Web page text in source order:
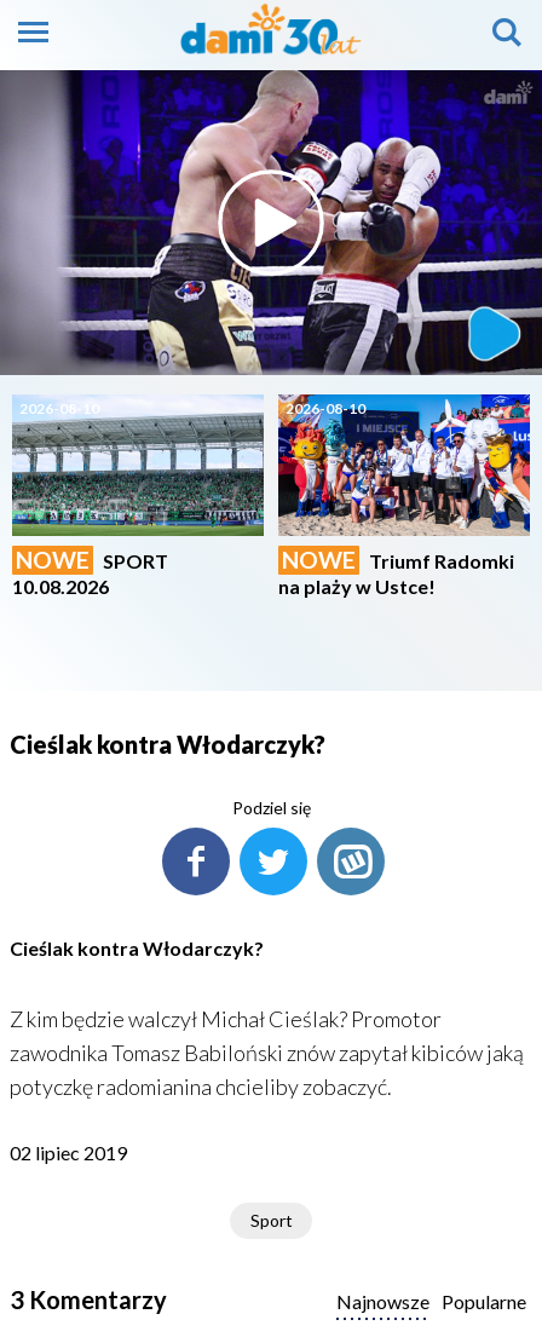
2026-08-10
NOWE
SPORT
10.08.2026
2026-08-10
NOWE
Triumf Radomki
na plaży w Ustce!
Cieślak kontra Włodarczyk?
Podziel się
Cieślak kontra Włodarczyk?
Z kim będzie walczył Michał Cieślak? Promotor
zawodnika Tomasz Babiloński znów zapytał kibiców jaką
potyczkę radomianina chcieliby zobaczyć.
02 lipiec 2019
Sport
3 Komentarzy Popularne
Najnowsze